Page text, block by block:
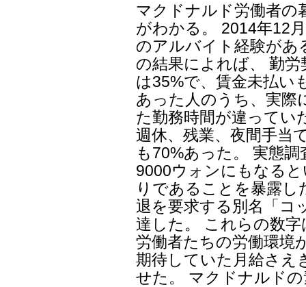
マクドナルド労働者の
がわかる。 2014年12
のアルバイト経験があ
の結果によれば、 勤
は35%で、賃金未払い
あった人のうち、実際
た勤務時間が違ってい
週休、残業、夜間手当
も70%あった。 実態
9000ウォンにもなる
りであることを暴露
退を要求する別名「コ
達した。 これらの数
労働者たちの労働環境
期待していた月給さえ
せた。 マクドナルド